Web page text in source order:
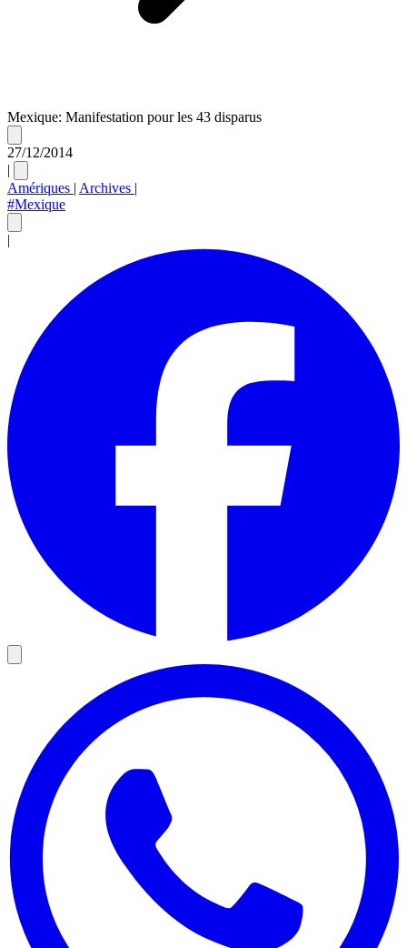
Mexique: Manifestation pour les 43 disparus
27/12/2014
|
Amériques | Archives |
#Mexique
|